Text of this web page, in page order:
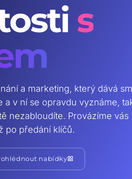
s
a marketing, který dává
a v ní se opravdu vyznáme,
nezabloudíte. Provázíme vás
po předání klíčů.
nabídkygrid_view